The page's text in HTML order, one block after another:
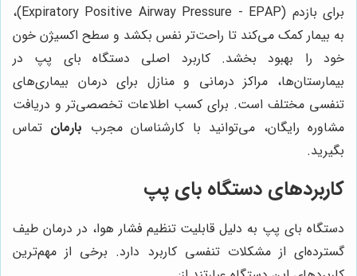
برای بازدم (Expiratory Positive Airway Pressure - EPAP)،
به بیمار کمک می‌کند تا راحت‌تر نفس بکشد و سطح اکسیژن خون
خود را بهبود بخشد. کاربرد اصلی دستگاه بای پپ در
بیمارستان‌ها، مراکز درمانی و منازل برای درمان بیماری‌های
تنفسی مختلف است. برای کسب اطلاعات تخصصی‌تر و دریافت
مشاوره رایگان، می‌توانید با کارشناسان مجرب بارمان تماس
بگیرید.
کاربردهای دستگاه بای پپ
دستگاه بای پپ به دلیل قابلیت تنظیم فشار هوا، در درمان طیف
گسترده‌ای از مشکلات تنفسی کاربرد دارد. برخی از مهم‌ترین